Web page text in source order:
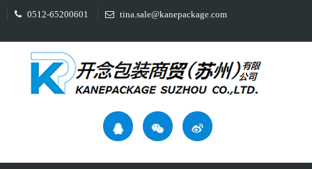
0512-65200601 tina.sale@kanepackage.com